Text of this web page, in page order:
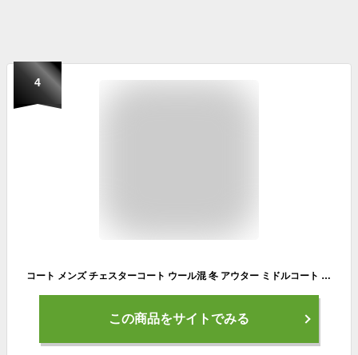
4
コート メンズ チェスターコート ウール混 冬 アウター ミドルコート ハーフコート 厚手 通勤 無地 長袖コート 冬コート レトロ スタイリッシュ 秋コート ラシャコート テーラード ブラウン ブラック ブルー グレー
この商品をサイトでみる